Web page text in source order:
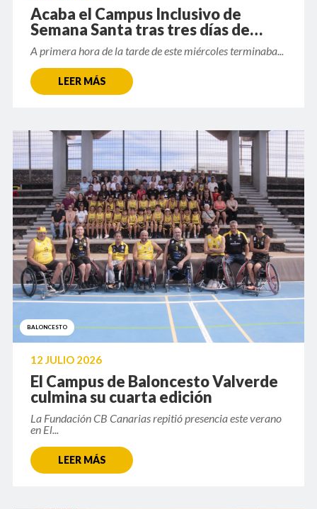
Acaba el Campus Inclusivo de
Semana Santa tras tres días de
actividad
A primera hora de la tarde de este miércoles terminaba...
LEER MÁS
BALONCESTO
12 JULIO 2026
El Campus de Baloncesto Valverde
culmina su cuarta edición
La Fundación CB Canarias repitió presencia este verano
en El...
LEER MÁS